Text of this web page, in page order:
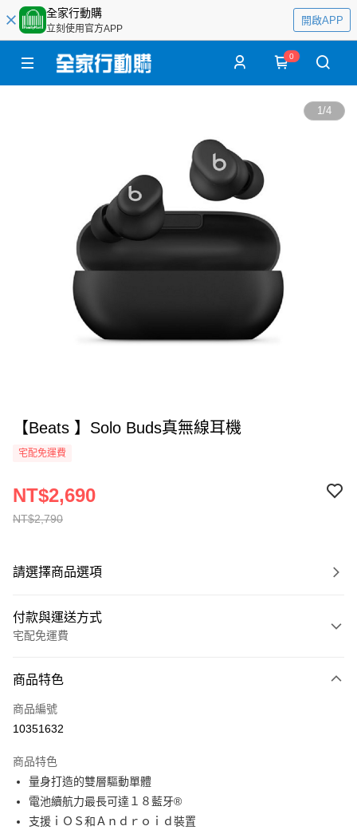
全家行動購
立刻使用官方APP
開啟APP
0
1/4
【Beats 】Solo Buds真無線耳機
宅配免運費
NT$2,790
NT$2,690
請選擇商品選項
付款與運送方式
宅配免運費
全家線上支付
運送方式
本島宅配-活動商品
免運費
離島宅配-常溫商品
免運費
商品特色
商品編號
10351632
商品特色
量身打造的雙層驅動單體
電池續航力最長可達１８藍⽛®
支援ｉＯＳ和Ａｎｄｒｏｉｄ裝置